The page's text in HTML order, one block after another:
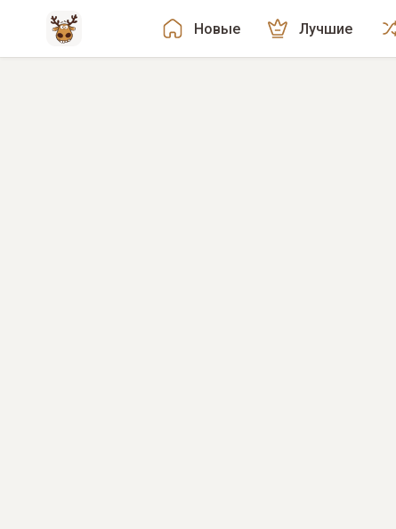
Новые Лучшие